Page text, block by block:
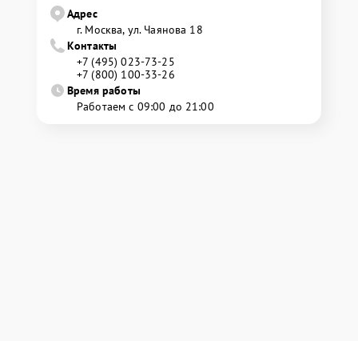
Адрес
г. Москва, ул. Чаянова 18
Контакты
+7 (495) 023-73-25
+7 (800) 100-33-26
Время работы
Работаем с 09:00 до 21:00